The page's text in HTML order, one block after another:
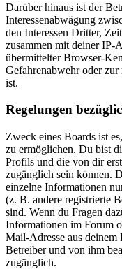
Darüber hinaus ist der
Interessenabwägung
den Interessen Dritter,
zusammen mit deiner IP-
übermittelter Browser-
Gefahrenabwehr oder
ist.
Regelungen
Zweck eines Boards ist
zu ermöglichen. Du bist
Profils und die von dir
zugänglich sein können.
einzelne Informationen
(z. B. andere registrierte
sind. Wenn du Fragen
Informationen im Forum
Mail-Adresse aus
Betreiber und von ihm
zugänglich.